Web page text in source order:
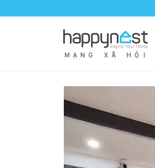
M Ạ N G X Ã H Ộ I